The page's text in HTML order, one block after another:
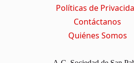
Políticas de
Contáctanos
Quiénes Somos